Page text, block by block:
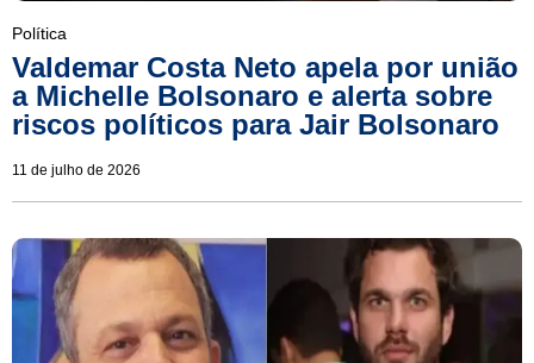
Política
Valdemar Costa Neto apela por união
a Michelle Bolsonaro e alerta sobre
riscos políticos para Jair Bolsonaro
11 de julho de 2026